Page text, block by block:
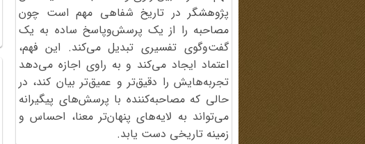
پژوهشگر در تاریخ شفاهی مهم است چون
مصاحبه را از یک پرسش‌وپاسخ ساده به یک
گفت‌وگوی تفسیری تبدیل می‌کند. این فهم،
اعتماد ایجاد می‌کند و به راوی اجازه می‌دهد
تجربه‌هایش را دقیق‌تر و عمیق‌تر بیان کند، در
حالی که مصاحبه‌کننده با پرسش‌های پیگیرانه
می‌تواند به لایه‌های پنهان‌تر معنا، احساس و
زمینه تاریخی دست یابد.